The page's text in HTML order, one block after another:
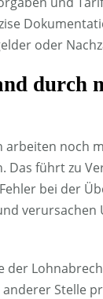
oder
durch
arbeiten noch
Das führt zu
bei der
verursachen
der
anderer Stelle